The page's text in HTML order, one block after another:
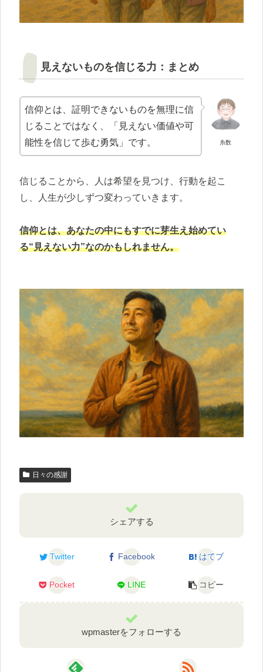
見えないものを信じる力：まとめ
糸数
信仰とは、証明できないものを無理に信
じることではなく、「見えない価値や可
能性を信じて歩む勇気」です。
信じることから、人は希望を見つけ、行動を起こ
し、人生が少しずつ変わっていきます。
信仰とは、あなたの中にもすでに芽生え始めてい
る“見えない力”なのかもしれません。
日々の感謝
シェアする
Twitter Facebook はてブ
Pocket LINE コピー
wpmasterをフォローする